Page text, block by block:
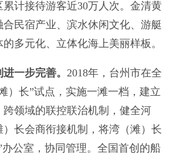
累计接待游客近30万人次。金清黄
民宿产业、滨水休闲文化、游艇
多元化、立体化海上美丽样板。
一步完善。 2018年，台州市在全
）长”试点，实施一滩一档，建立
跨领域的联控联治机制，健全河
）长会商衔接机制，将湾（滩）长
公室，协同管理。全国首创的船